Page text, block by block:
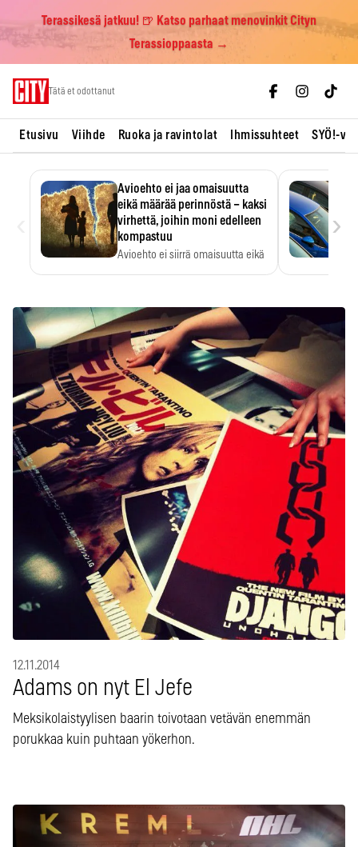
Terassikesä jatkuu! 🍺 Katso parhaat menovinkit Cityn
Terassioppaasta →
Tätä et odottanut
Etusivu Viihde Ruoka ja ravintolat Ihmissuhteet SYÖ!-
Avioehto ei jaa omaisuutta
eikä määrää perinnöstä – kaksi
virhettä, joihin moni edelleen
kompastuu
Avioehto ei siirrä omaisuutta eikä
›
12.11.2014
Adams on nyt El Jefe
Meksikolaistyylisen baarin toivotaan vetävän enemmän
porukkaa kuin puhtaan yökerhon.